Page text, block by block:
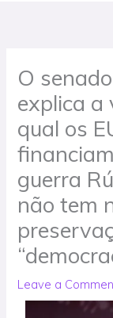
O
explica a
qual os
guerra
não tem
Leave a